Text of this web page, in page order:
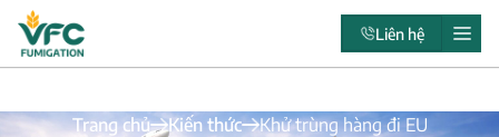
Liên hệ
Trang chủ Kiến thức Khử trùng hàng đi EU